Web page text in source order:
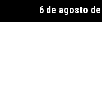
rede de apoio
6 de agosto de